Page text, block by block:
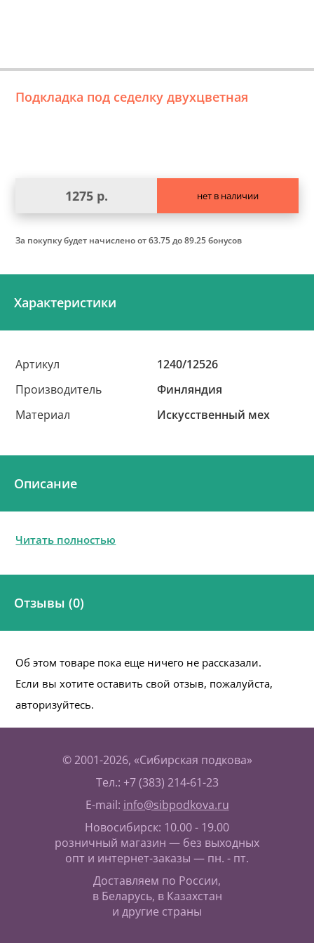
Подкладка под седелку двухцветная
1275 р. нет в наличии
За покупку будет начисленоот 63.75 до 89.25 бонусов
Характеристики
Артикул
1240/12526
Производитель
Финляндия
Материал
Искусственный мех
Описание
Читать полностью
Отзывы (0)
Об этом товаре пока еще ничего не рассказали.
Если вы хотите оставить свой отзыв, пожалуйста,
авторизуйтесь.
© 2001-2026, «Сибирская подкова»
Тел.: +7 (383) 214-61-23
E-mail: info@sibpodkova.ru
Новосибирск: 10.00 - 19.00
розничный магазин — без выходных
опт и интернет-заказы — пн. - пт.
Доставляем по России,
в Беларусь, в Казахстан
и другие страны